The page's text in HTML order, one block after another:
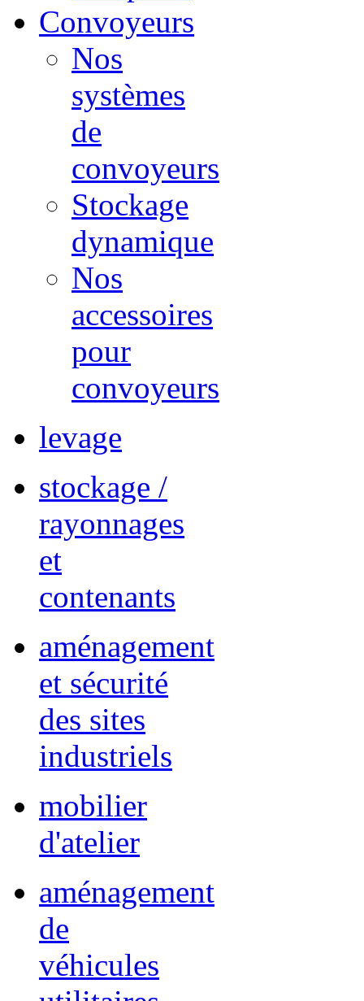
Convoyeurs
Nos
systèmes
de
convoyeurs
Stockage
dynamique
Nos
accessoires
pour
convoyeurs
levage
stockage /
rayonnages
et
contenants
aménagement
et sécurité
des sites
industriels
mobilier
d'atelier
aménagement
de
véhicules